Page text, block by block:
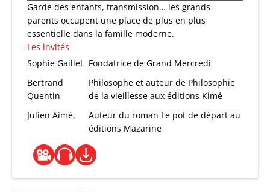
Garde des enfants, transmission… les grands-
parents occupent une place de plus en plus
essentielle dans la famille moderne.
Les invités
Sophie Gaillet Fondatrice de Grand Mercredi
Bertrand
Quentin
Philosophe et auteur de Philosophie
de la vieillesse aux éditions Kimé
Julien Aimé,
Auteur du roman Le pot de départ au
éditions Mazarine